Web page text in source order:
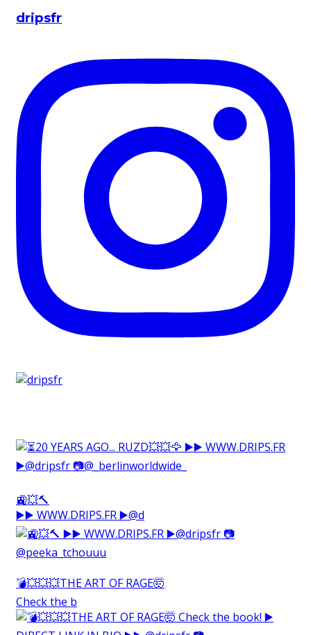
dripsfr
🚉💥🔨⁠
▶️▶️ WWW.DRIPS.FR ▶️@d
💣💥💥💥THE ART OF RAGE🤯⁠
Check the b